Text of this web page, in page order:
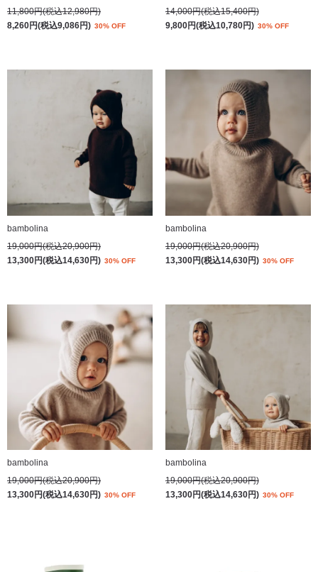
11,800円(税込12,980円)
8,260円(税込9,086円) 30% OFF
14,000円(税込15,400円)
9,800円(税込10,780円) 30% OFF
bambolina
19,000円(税込20,900円)
13,300円(税込14,630円) 30% OFF
bambolina
19,000円(税込20,900円)
13,300円(税込14,630円) 30% OFF
bambolina
19,000円(税込20,900円)
13,300円(税込14,630円) 30% OFF
bambolina
19,000円(税込20,900円)
13,300円(税込14,630円) 30% OFF